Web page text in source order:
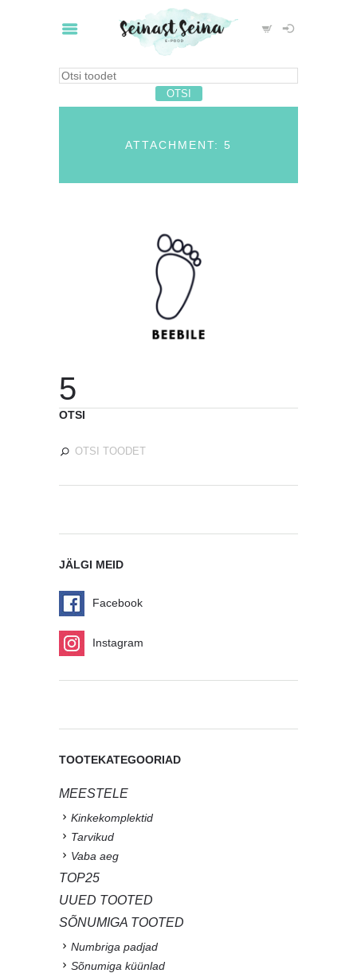
ATTACHMENT: 5
5
OTSI
JÄLGI MEID
Facebook
Instagram
TOOTEKATEGOORIAD
MEESTELE
Kinkekomplektid
Tarvikud
Vaba aeg
TOP25
UUED TOOTED
SÕNUMIGA TOOTED
Numbriga padjad
Sõnumiga küünlad